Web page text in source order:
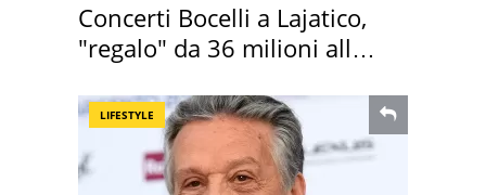
Concerti Bocelli a Lajatico,
"regalo" da 36 milioni alla
LIFESTYLE